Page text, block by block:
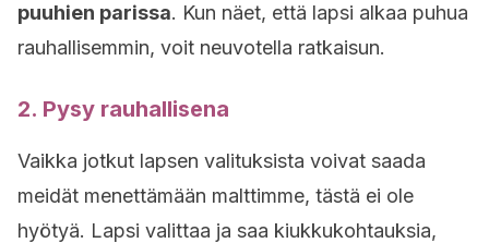
puuhien parissa. Kun näet, että lapsi alkaa puhua
rauhallisemmin, voit neuvotella ratkaisun.
2. Pysy rauhallisena
Vaikka jotkut lapsen valituksista voivat saada
meidät menettämään malttimme, tästä ei ole
hyötyä. Lapsi valittaa ja saa kiukkukohtauksia,